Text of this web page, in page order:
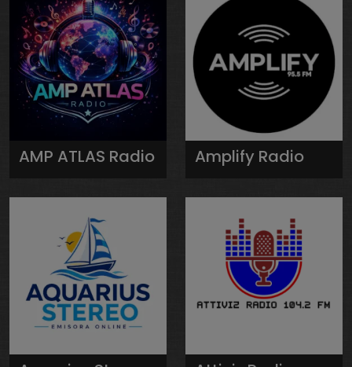
AMP ATLAS Radio Amplify Radio